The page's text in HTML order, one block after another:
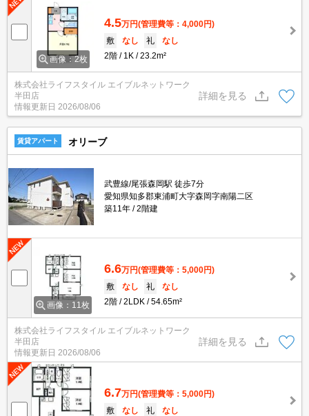
画像：2枚
4.5万円(管理費等：4,000円)
敷
なし 礼
なし
2階
1K 23.2m²
株式会社ライフスタイル エイブルネットワーク
半田店
情報更新日 2026/08/06
詳細を見る
賃貸アパート オリーブ
武豊線/尾張森岡駅 徒歩7分
愛知県知多郡東浦町大字森岡字南陽二区
築11年
2階建
画像：11枚
6.6万円(管理費等：5,000円)
敷
なし 礼
なし
2階
2LDK 54.65m²
株式会社ライフスタイル エイブルネットワーク
半田店
情報更新日 2026/08/06
詳細を見る
6.7万円(管理費等：5,000円)
敷
なし 礼
なし